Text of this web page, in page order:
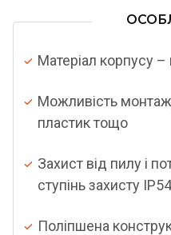
Матеріал корпусу
Можливість
пластик тощо
Захист від пилу і
ступінь захисту IP54
Поліпшена